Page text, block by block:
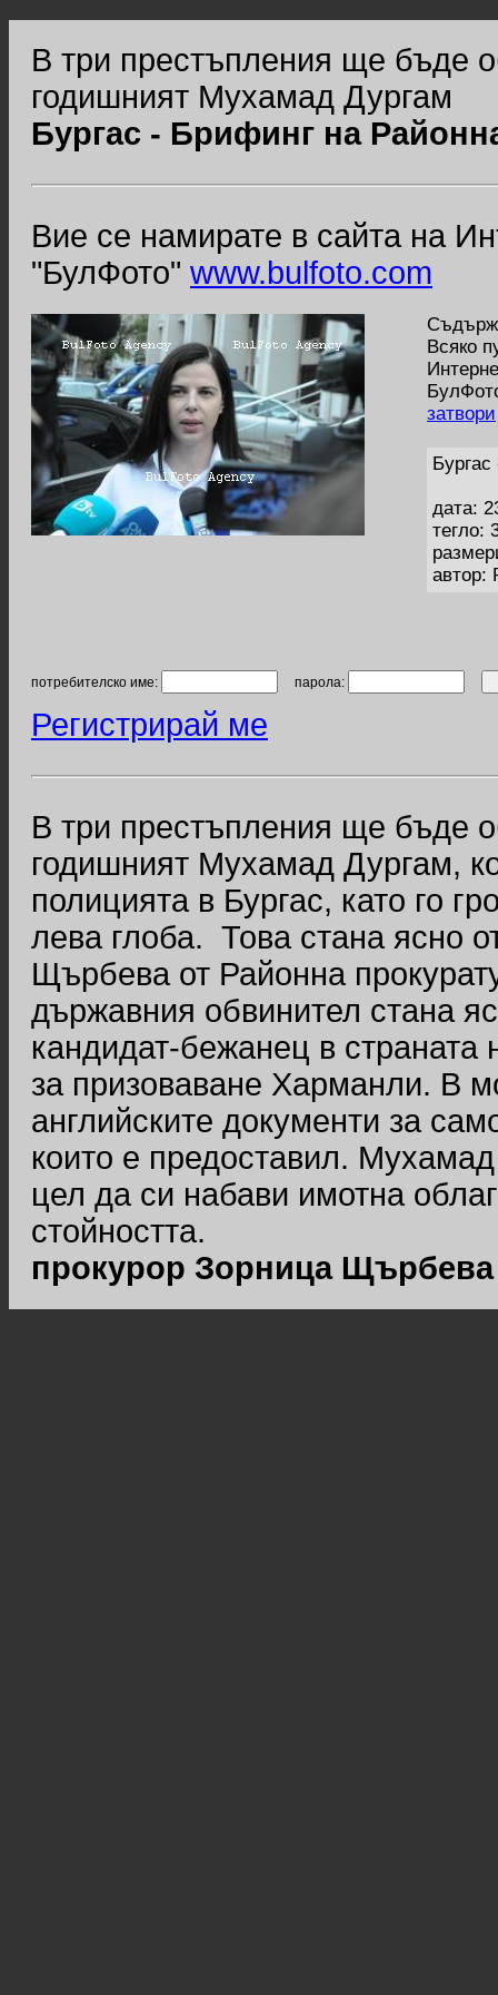
В три престъпления ще бъде
годишният Мухамад Дургам
Бургас - Брифинг на
Вие се намирате в сайта на
"БулФото" www.bulfoto.com
Всяко
затвори
дата:
тегло:
автор:
потребителско име: парола:
Регистрирай ме
В три престъпления ще бъде
годишният Мухамад Дургам,
полицията в Бургас, като го
лева глоба. Това стана ясно
Щърбева от Районна
държавния обвинител стана
кандидат-бежанец в страната
за призоваване Харманли. В
английските документи за
които е предоставил.
цел да си набави имотна
стойността.
прокурор Зорница Щърбева